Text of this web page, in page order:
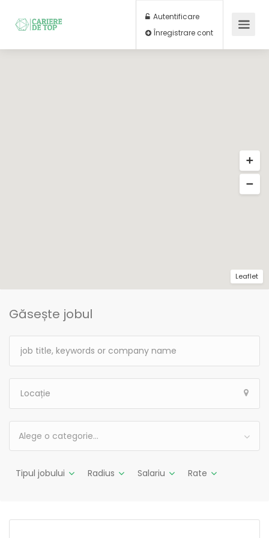
Autentificare
Înregistrare cont
Găsește jobul
Alege o categorie…
Tipul jobului Radius Salariu Rate
Leaflet